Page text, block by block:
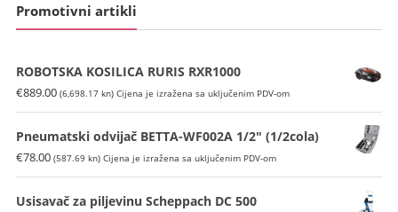
Promotivni artikli
ROBOTSKA KOSILICA RURIS RXR1000
€889.00 (6,698.17 kn) Cijena je izražena sa uključenim PDV-om
Pneumatski odvijač BETTA-WF002A 1/2″ (1/2cola)
€78.00 (587.69 kn) Cijena je izražena sa uključenim PDV-om
Usisavač za piljevinu Scheppach DC 500